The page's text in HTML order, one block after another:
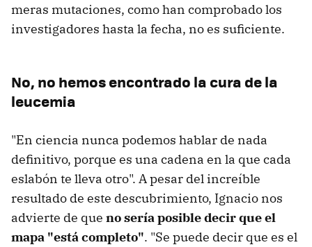
meras mutaciones, como han comprobado los
investigadores hasta la fecha, no es suficiente.
No, no hemos encontrado la cura de la
leucemia
"En ciencia nunca podemos hablar de nada
definitivo, porque es una cadena en la que cada
eslabón te lleva otro". A pesar del increíble
resultado de este descubrimiento, Ignacio nos
advierte de que no sería posible decir que el
mapa "está completo". "Se puede decir que es el